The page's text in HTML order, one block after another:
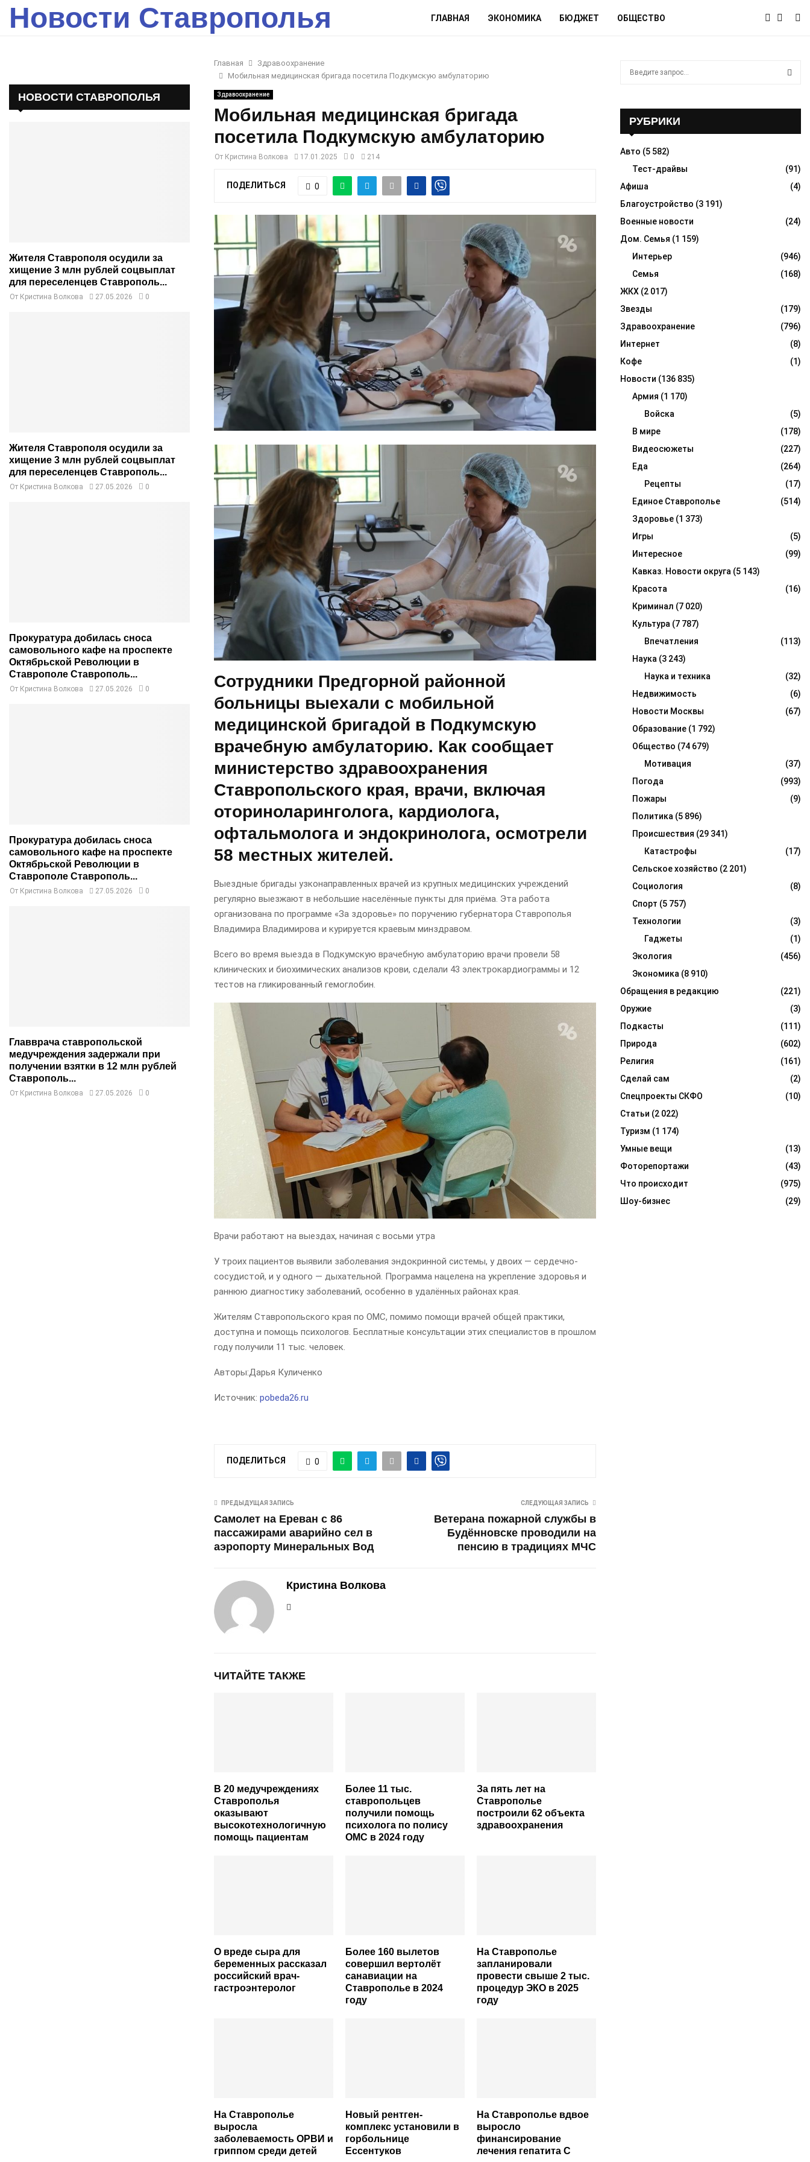
Новости Ставрополья ГЛАВНАЯ ЭКОНОМИКА БЮДЖЕТ ОБЩЕСТВО
Главная
Здравоохранение
Мобильная медицинская бригада посетила Подкумскую амбулаторию
Здравоохранение
Мобильная медицинская бригада
посетила Подкумскую амбулаторию
От Кристина Волкова 17.01.2025 0 214
ПОДЕЛИТЬСЯ 0
Сотрудники Предгорной районной
больницы выехали с мобильной
медицинской бригадой в Подкумскую
врачебную амбулаторию. Как сообщает
министерство здравоохранения
Ставропольского края, врачи, включая
оториноларинголога, кардиолога,
офтальмолога и эндокринолога, осмотрели
58 местных жителей.
Выездные бригады узконаправленных врачей из крупных медицинских учреждений
регулярно выезжают в небольшие населённые пункты для приёма. Эта работа
организована по программе «За здоровье» по поручению губернатора Ставрополья
Владимира Владимирова и курируется краевым минздравом.
Всего во время выезда в Подкумскую врачебную амбулаторию врачи провели 58
клинических и биохимических анализов крови, сделали 43 электрокардиограммы и 12
тестов на гликированный гемоглобин.
Врачи работают на выездах, начиная с восьми утра
У троих пациентов выявили заболевания эндокринной системы, у двоих — сердечно-
сосудистой, и у одного — дыхательной. Программа нацелена на укрепление здоровья и
раннюю диагностику заболеваний, особенно в удалённых районах края.
Жителям Ставропольского края по ОМС, помимо помощи врачей общей практики,
доступна и помощь психологов. Бесплатные консультации этих специалистов в прошлом
году получили 11 тыс. человек.
Авторы:Дарья Куличенко
Источник: pobeda26.ru
ПОДЕЛИТЬСЯ 0
ПРЕДЫДУЩАЯ ЗАПИСЬ
Самолет на Ереван с 86
пассажирами аварийно сел в
аэропорту Минеральных Вод
СЛЕДУЮЩАЯ ЗАПИСЬ
Ветерана пожарной службы в
Будённовске проводили на
пенсию в традициях МЧС
Кристина Волкова
ЧИТАЙТЕ ТАКЖЕ
В 20 медучреждениях
Ставрополья
оказывают
высокотехнологичную
помощь пациентам
Более 11 тыс.
ставропольцев
получили помощь
психолога по полису
ОМС в 2024 году
За пять лет на
Ставрополье
построили 62 объекта
здравоохранения
О вреде сыра для
беременных рассказал
российский врач-
гастроэнтеролог
Более 160 вылетов
совершил вертолёт
санавиации на
Ставрополье в 2024
году
На Ставрополье
запланировали
провести свыше 2 тыс.
процедур ЭКО в 2025
году
На Ставрополье
выросла
заболеваемость ОРВИ и
гриппом среди детей
Новый рентген-
комплекс установили в
горбольнице
Ессентуков
На Ставрополье вдвое
выросло
финансирование
лечения гепатита С
НОВОСТИ СТАВРОПОЛЬЯ
Жителя Ставрополя осудили за
хищение 3 млн рублей соцвыплат
для переселенцев Ставрополь...
От Кристина Волкова 27.05.2026 0
Жителя Ставрополя осудили за
хищение 3 млн рублей соцвыплат
для переселенцев Ставрополь...
От Кристина Волкова 27.05.2026 0
Прокуратура добилась сноса
самовольного кафе на проспекте
Октябрьской Революции в
Ставрополе Ставрополь...
От Кристина Волкова 27.05.2026 0
Прокуратура добилась сноса
самовольного кафе на проспекте
Октябрьской Революции в
Ставрополе Ставрополь...
От Кристина Волкова 27.05.2026 0
Главврача ставропольской
медучреждения задержали при
получении взятки в 12 млн рублей
Ставрополь...
От Кристина Волкова 27.05.2026 0
o
R
C
H
РУБРИКИ
Авто (5 582)
Тест-драйвы
(91)
Афиша
(4)
Благоустройство (3 191)
Военные новости
(24)
Дом. Семья (1 159)
Интерьер
(946)
Семья
(168)
ЖКХ (2 017)
Звезды
(179)
Здравоохранение
(796)
Интернет
(8)
Кофе
(1)
Новости (136 835)
Армия (1 170)
Войска
(5)
В мире
(178)
Видеосюжеты
(227)
Еда
(264)
Рецепты
(17)
Единое Ставрополье
(514)
Здоровье (1 373)
Игры
(5)
Интересное
(99)
Кавказ. Новости округа (5 143)
Красота
(16)
Криминал (7 020)
Культура (7 787)
Впечатления
(113)
Наука (3 243)
Наука и техника
(32)
Недвижимость
(6)
Новости Москвы
(67)
Образование (1 792)
Общество (74 679)
Мотивация
(37)
Погода
(993)
Пожары
(9)
Политика (5 896)
Происшествия (29 341)
Катастрофы
(17)
Сельское хозяйство (2 201)
Социология
(8)
Спорт (5 757)
Технологии
(3)
Гаджеты
(1)
Экология
(456)
Экономика (8 910)
Обращения в редакцию
(221)
Оружие
(3)
Подкасты
(111)
Природа
(602)
Религия
(161)
Сделай сам
(2)
Спецпроекты СКФО
(10)
Статьи (2 022)
Туризм (1 174)
Умные вещи
(13)
Фоторепортажи
(43)
Что происходит
(975)
Шоу-бизнес
(29)